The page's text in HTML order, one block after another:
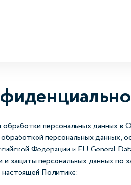
обработки персональных данных
персональных данных,
Федерации и EU General
защиты персональных данных по
настоящей Политике: